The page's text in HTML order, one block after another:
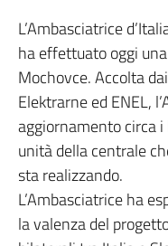
L’Ambasciatrice
ha effettuato oggi
Mochovce. Accolta
Elektrarne ed ENEL,
aggiornamento circa
unità della centrale
sta realizzando.
L’Ambasciatrice ha
la valenza del